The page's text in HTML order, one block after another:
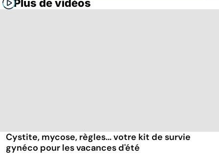
Plus de vidéos
Cystite, mycose, règles... votre kit de survie
gynéco pour les vacances d'été